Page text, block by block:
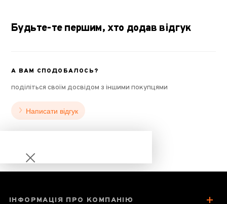
Будьте-те першим, хто додав відгук
А ВАМ СПОДОБАЛОСЬ?
поділіться своїм досвідом з іншими покупцями
Написати відгук
ІНФОРМАЦІЯ ПРО КОМПАНІЮ